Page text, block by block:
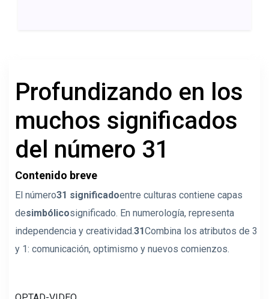
Profundizando en los
muchos significados
del número 31
Contenido breve
El número31 significadoentre culturas contiene capas
desimbólicosignificado. En numerología, representa
independencia y creatividad.31Combina los atributos de 3
y 1: comunicación, optimismo y nuevos comienzos.